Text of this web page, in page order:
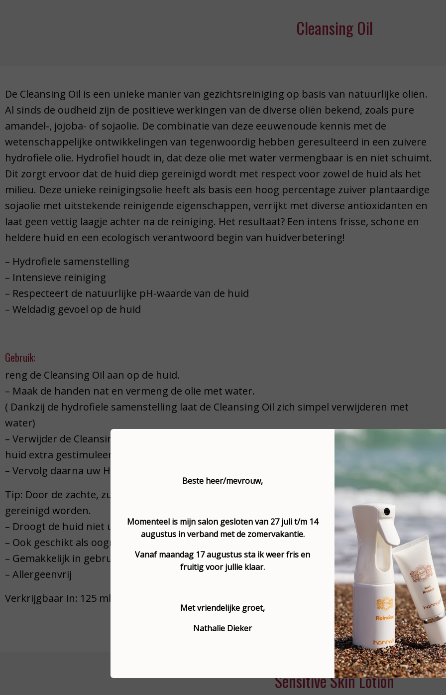
Cleansing Oil
De Cleansing Oil is een unieke manier van gezichtsreiniging op basis van natuurlijke oliën.
Al sinds de oudheid zijn de positieve werkingen van de diverse oliën bekend, zoals pure
amandel-, jojoba- of sojaolie. De combinatie van deze eeuwenoude kennis met de
wetenschappelijke ontwikkelingen van tegenwoordig hebben geresulteerd in een zuivere
hydrofiele olie. Hydrofiel houdt in, dat deze olie met water vermengbaar is en niet schuimt.
Dit zorgt ervoor dat de huid diep gereinigd wordt met respect voor zowel de huid als het
milieu. Deze unieke reinigingsolie heeft als basis een hoog percentage zuiver plantaardige
sojaolie met uitstekende reinigende eigenschappen, verrijkt met diverse antioxidanten en
laat geen vettig laagje achter na de reiniging. Het resultaat? Een intens frisse, schone en
heldere huid en een ecologisch verantwoord begin van huidverbetering!
– Hydrofiele samenstelling
– Intensieve reiniging
– Respecteert de natuurlijke pH-waarde van de huid
– Weldadig gevoel op de huid
Gebruik:
reng de Cleansing Oil aan op de huid.
– Maak de handen nat en vermeng de olie met water.
( Dankzij de hydrofiele samenstelling laat de Cleansing Oil zich simpel verwijderen met
water)
– Verwijder de Cleansing Oil bij voorkeur met een microwave kompres, hierdoor wordt de
huid extra gestimuleerd
– Vervolg daarna uw Hannah verzorgingssyteem
Tip: Door de zachte, zuivere samenstelling kan zelfs de meest gevoelige (oog)huid effectief
gereinigd worden.
– Droogt de huid niet uit
– Ook geschikt als oogmake-up reiniger
– Gemakkelijk in gebruik
– Allergeenvrij
Verkrijgbaar in: 125 ml
Sensitive Skin Lotion
Beste heer/mevrouw,
Momenteel is mijn salon gesloten van 27 juli t/m 14
augustus in verband met de zomervakantie.
Vanaf maandag 17 augustus sta ik weer fris en
fruitig voor jullie klaar.
Met vriendelijke groet,
Nathalie Dieker